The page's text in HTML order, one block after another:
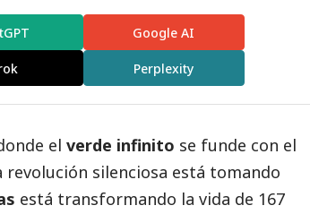
Google AI
Perplexity
el verde infinito se funde con el
silenciosa está tomando
está transformando la vida de 167